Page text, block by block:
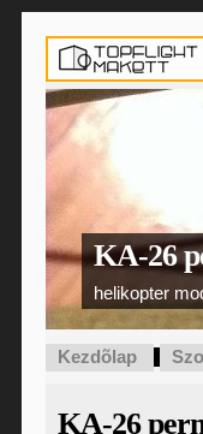
KA-26
helikopter
Kezdõlap
KA-26